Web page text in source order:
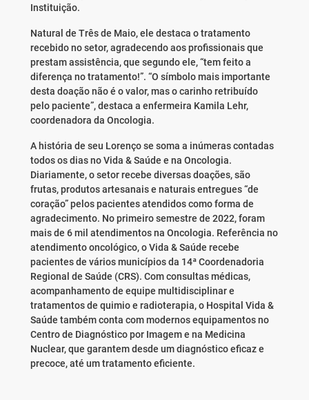
Instituição.
Natural de Três de Maio, ele destaca o tratamento
recebido no setor, agradecendo aos profissionais que
prestam assistência, que segundo ele, “tem feito a
diferença no tratamento!”. “O símbolo mais importante
desta doação não é o valor, mas o carinho retribuído
pelo paciente”, destaca a enfermeira Kamila Lehr,
coordenadora da Oncologia.
A história de seu Lorenço se soma a inúmeras contadas
todos os dias no Vida & Saúde e na Oncologia.
Diariamente, o setor recebe diversas doações, são
frutas, produtos artesanais e naturais entregues “de
coração” pelos pacientes atendidos como forma de
agradecimento. No primeiro semestre de 2022, foram
mais de 6 mil atendimentos na Oncologia. Referência no
atendimento oncológico, o Vida & Saúde recebe
pacientes de vários municípios da 14ª Coordenadoria
Regional de Saúde (CRS). Com consultas médicas,
acompanhamento de equipe multidisciplinar e
tratamentos de quimio e radioterapia, o Hospital Vida &
Saúde também conta com modernos equipamentos no
Centro de Diagnóstico por Imagem e na Medicina
Nuclear, que garantem desde um diagnóstico eficaz e
precoce, até um tratamento eficiente.